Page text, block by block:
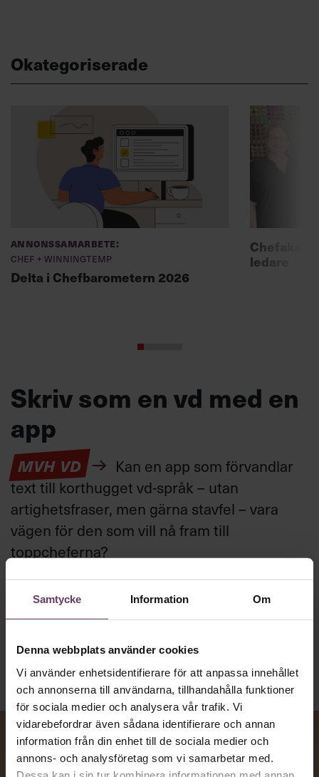
Samtycke Information Om
Denna webbplats använder cookies
Vi använder enhetsidentifierare för att anpassa innehållet
och annonserna till användarna, tillhandahålla funktioner
för sociala medier och analysera vår trafik. Vi
vidarebefordrar även sådana identifierare och annan
information från din enhet till de sociala medier och
annons- och analysföretag som vi samarbetar med.
Okategoriserade
Annonssamarbete:
Chef + Winningtemp
Delta i Chefbarometern 2026
ledare
Skriv som en vd med en
app
MVH VD
Kan en app som förvandlar
text till korthugget vd-språk – utan
artighetsfraser, men gärna stavfel – vara
vägen för den som vill nå fram till
toppcheferna?
Kommunikation
Text:Fredrik Kullberg